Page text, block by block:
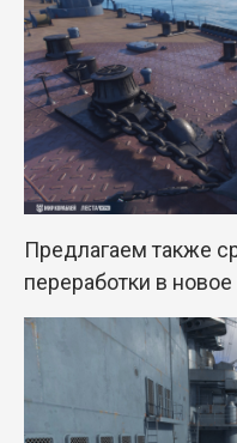
Предлагаем также
переработки в новое